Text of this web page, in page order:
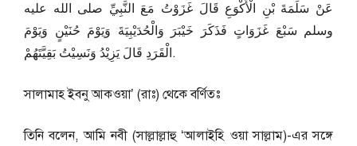
عَنْ سَلَمَةَ بْنِ الْأَكْوَعِ قَالَ غَزَوْتُ مَعَ النَّبِيِّ صلى الله عليه
وسلم سَبْعَ غَزَوَاتٍ فَذَكَرَ خَيْبَرَ وَالْحُدَيْبِيَةَ وَيَوْمَ حُنَيْنٍ وَيَوْمَ
الْقَرَدِ قَالَ يَزِيْدُ وَنَسِيْتُ بَقِيَّتَهُمْ.
সালামাহ ইবনু আকওয়া’ (রাঃ) থেকে বর্ণিতঃ
তিনি বলেন, আমি নবী (সাল্লাল্লাহু ‘আলাইহি ওয়া সাল্লাম)-এর সঙ্গে